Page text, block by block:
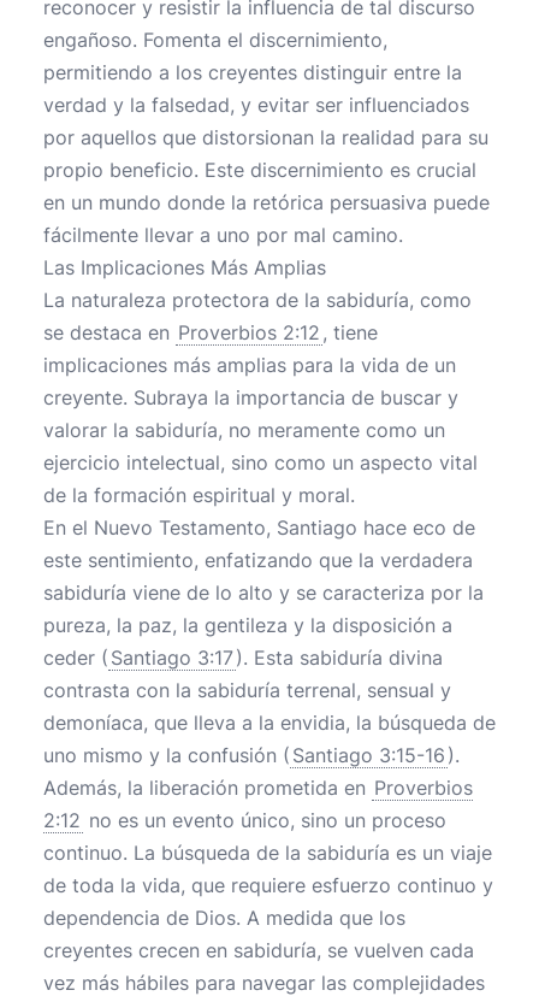
reconocer y resistir la influencia de tal discurso
engañoso. Fomenta el discernimiento,
permitiendo a los creyentes distinguir entre la
verdad y la falsedad, y evitar ser influenciados
por aquellos que distorsionan la realidad para su
propio beneficio. Este discernimiento es crucial
en un mundo donde la retórica persuasiva puede
fácilmente llevar a uno por mal camino.
Las Implicaciones Más Amplias
La naturaleza protectora de la sabiduría, como
se destaca en Proverbios 2:12 , tiene
implicaciones más amplias para la vida de un
creyente. Subraya la importancia de buscar y
valorar la sabiduría, no meramente como un
ejercicio intelectual, sino como un aspecto vital
de la formación espiritual y moral.
En el Nuevo Testamento, Santiago hace eco de
este sentimiento, enfatizando que la verdadera
sabiduría viene de lo alto y se caracteriza por la
pureza, la paz, la gentileza y la disposición a
ceder ( Santiago 3:17). Esta sabiduría divina
contrasta con la sabiduría terrenal, sensual y
demoníaca, que lleva a la envidia, la búsqueda de
uno mismo y la confusión ( Santiago 3:15-16 ).
Además, la liberación prometida en Proverbios
2:12 no es un evento único, sino un proceso
continuo. La búsqueda de la sabiduría es un viaje
de toda la vida, que requiere esfuerzo continuo y
dependencia de Dios. A medida que los
creyentes crecen en sabiduría, se vuelven cada
vez más hábiles para navegar las complejidades